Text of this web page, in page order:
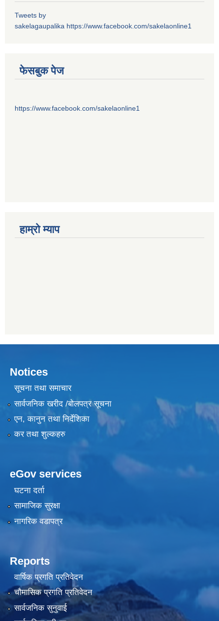
Tweets by
sakelagaupalika https://www.facebook.com/sakelaonline1
फेसबुक पेज
https://www.facebook.com/sakelaonline1
हाम्राे म्याप
Notices
सूचना तथा समाचार
सार्वजनिक खरीद /बोलपत्र सूचना
एन, कानुन तथा निर्देशिका
कर तथा शुल्कहरु
eGov services
घटना दर्ता
सामाजिक सुरक्षा
नागरिक वडापत्र
Reports
वार्षिक प्रगति प्रतिवेदन
चौमासिक प्रगति प्रतिवेदन
सार्वजनिक सुनुवाई